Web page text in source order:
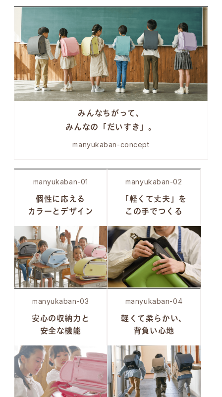
みんなちがって、
みんなの「だいすき」。
manyukaban-concept
manyukaban-01
個性に応える
カラーとデザイン
manyukaban-02
「軽くて丈夫」を
この手でつくる
manyukaban-03
安心の収納力と
安全な機能
manyukaban-04
軽くて柔らかい、
背負い心地